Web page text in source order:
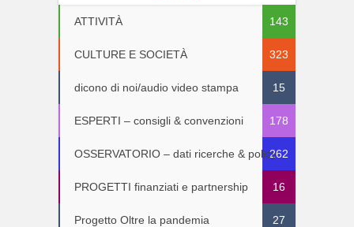
ATTIVITÀ 143
CULTURE E SOCIETÀ 323
dicono di noi/audio video stampa 15
ESPERTI – consigli & convenzioni 178
OSSERVATORIO – dati ricerche & policy262
PROGETTI finanziati e partnership 16
Progetto Oltre la pandemia 27